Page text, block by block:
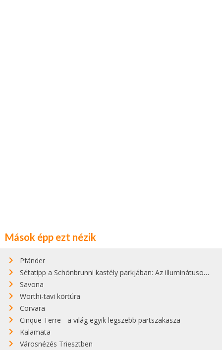
Mások épp ezt nézik
Pfänder
Sétatipp a Schönbrunni kastély parkjában: Az illuminátusok titkainak felfedezése
Savona
Wörthi-tavi körtúra
Corvara
Cinque Terre - a világ egyik legszebb partszakasza
Kalamata
Városnézés Triesztben